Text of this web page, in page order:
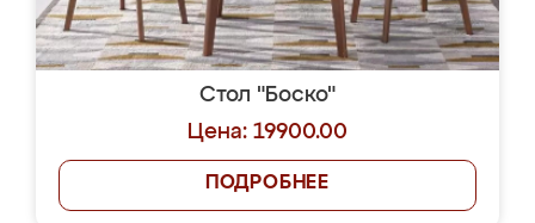
Стол "Боско"
Цена: 19900.00
ПОДРОБНЕЕ